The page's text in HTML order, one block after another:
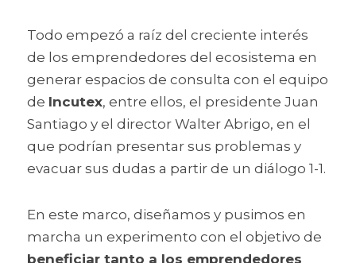
Todo empezó a raíz del creciente interés
de los emprendedores del ecosistema en
generar espacios de consulta con el equipo
de Incutex, entre ellos, el presidente Juan
Santiago y el director Walter Abrigo, en el
que podrían presentar sus problemas y
evacuar sus dudas a partir de un diálogo 1-1.
En este marco, diseñamos y pusimos en
beneficiar tanto a los emprendedores